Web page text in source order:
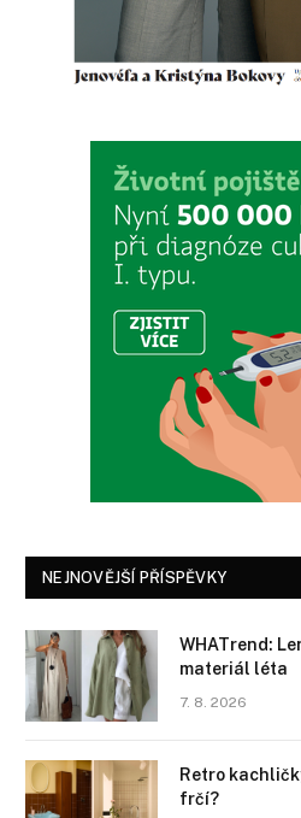
NEJNOVĚJŠÍ PŘÍSPĚVKY
WHATrend:
materiál léta
7. 8. 2026
Retro
frčí?